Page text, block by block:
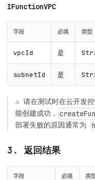
IFunctionVPC
字段 必填 类型
vpcId 是
subnetId 是
⚠️ 请在测试时在云开发
能创建成功，
部署失败的原因通常为
3. 返回结果
字段 必填 类